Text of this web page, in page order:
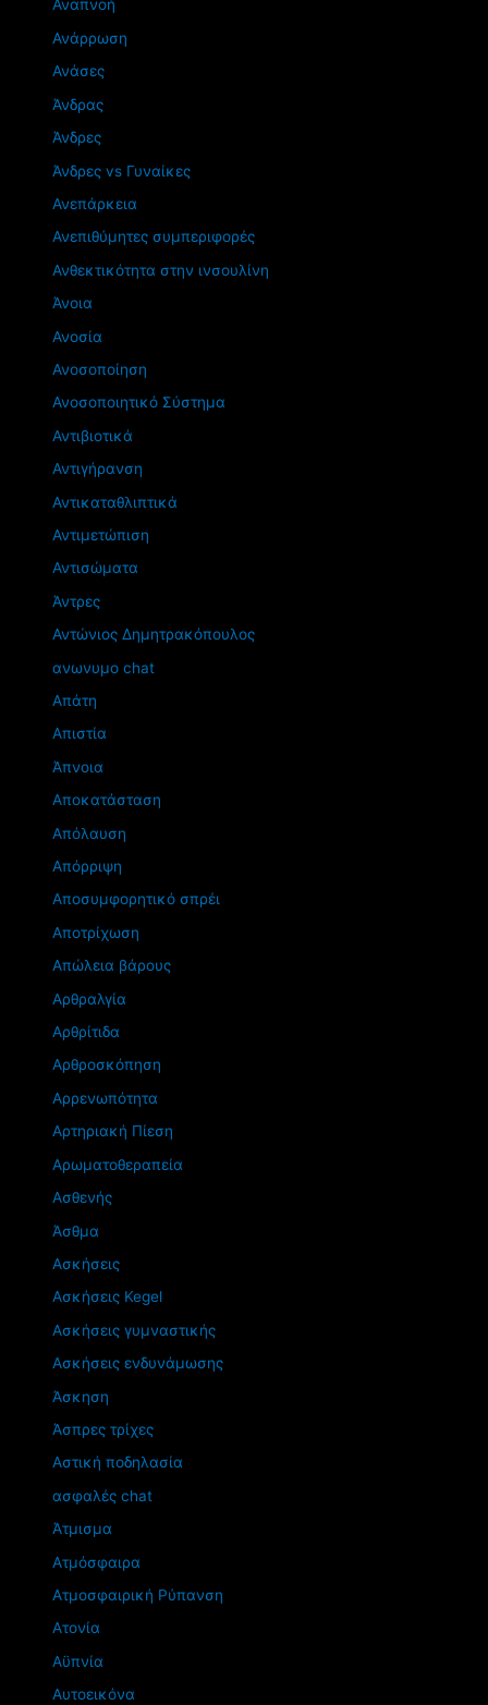
Αναπνοή
Ανάρρωση
Ανάσες
Άνδρας
Άνδρες
Άνδρες vs Γυναίκες
Ανεπάρκεια
Ανεπιθύμητες συμπεριφορές
Ανθεκτικότητα στην ινσουλίνη
Άνοια
Ανοσία
Ανοσοποίηση
Ανοσοποιητικό Σύστημα
Αντιβιοτικά
Αντιγήρανση
Αντικαταθλιπτικά
Αντιμετώπιση
Αντισώματα
Άντρες
Αντώνιος Δημητρακόπουλος
ανωνυμο chat
Απάτη
Απιστία
Άπνοια
Αποκατάσταση
Απόλαυση
Απόρριψη
Αποσυμφορητικό σπρέι
Αποτρίχωση
Απώλεια βάρους
Αρθραλγία
Αρθρίτιδα
Αρθροσκόπηση
Αρρενωπότητα
Αρτηριακή Πίεση
Αρωματοθεραπεία
Ασθενής
Άσθμα
Ασκήσεις
Ασκήσεις Kegel
Ασκήσεις γυμναστικής
Ασκήσεις ενδυνάμωσης
Άσκηση
Άσπρες τρίχες
Αστική ποδηλασία
ασφαλές chat
Άτμισμα
Ατμόσφαιρα
Ατμοσφαιρική Ρύπανση
Ατονία
Αϋπνία
Αυτοεικόνα